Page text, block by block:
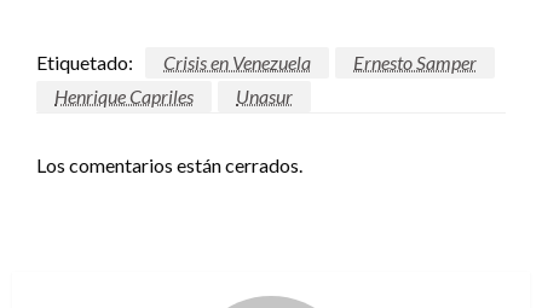
Etiquetado: Crisis en Venezuela
Ernesto Samper
Henrique Capriles
Unasur
Los comentarios están cerrados.